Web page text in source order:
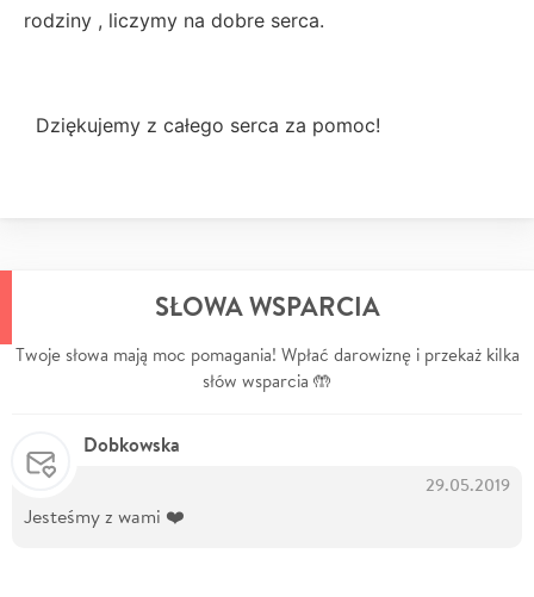
rodziny , liczymy na dobre serca.
Dziękujemy z całego serca za pomoc!
SŁOWA WSPARCIA
Twoje słowa mają moc pomagania! Wpłać darowiznę i przekaż kilka
słów wsparcia 🤲
Dobkowska
29.05.2019
Jesteśmy z wami ❤️